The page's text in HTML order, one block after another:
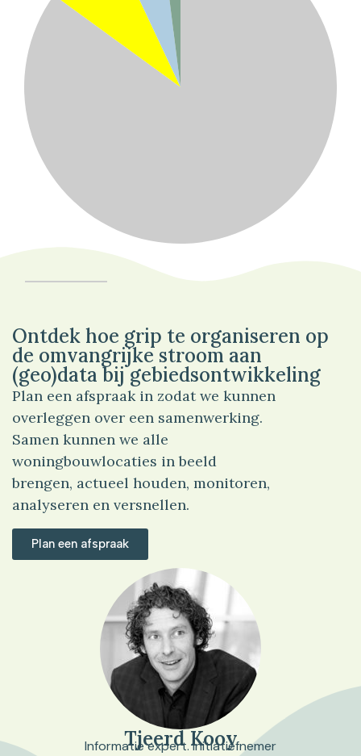
Ontdek hoe grip te organiseren op
de omvangrijke stroom aan
(geo)data bij gebiedsontwikkeling
Plan een afspraak in zodat we kunnen
overleggen over een samenwerking.
Samen kunnen we alle
woningbouwlocaties in beeld
brengen, actueel houden, monitoren,
analyseren en versnellen.
Plan een afspraak
Tjeerd Kooy
Informatie expert. Initiatiefnemer